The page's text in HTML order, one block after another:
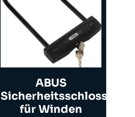
ABUS
Sicherheitsschloss
für Winden